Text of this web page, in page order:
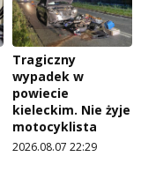
Tragiczny
wypadek w
powiecie
kieleckim. Nie żyje
motocyklista
2026.08.07 22:29